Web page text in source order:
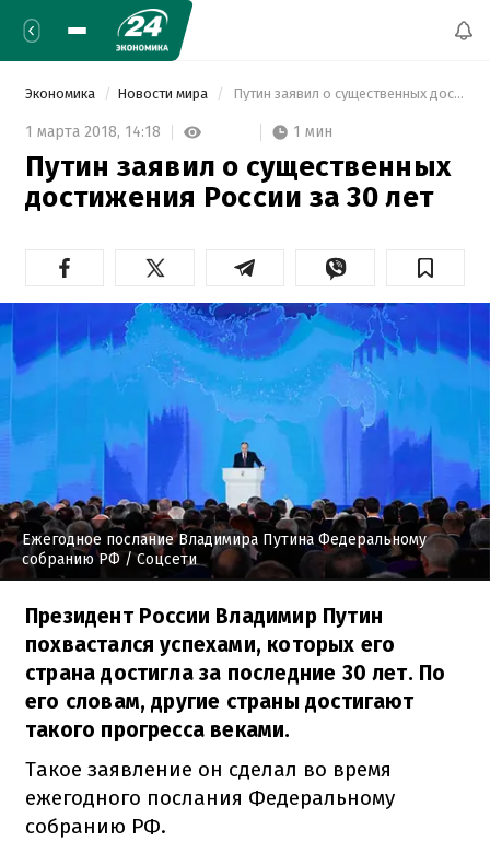
Экономика Новости мира Путин заявил о существенных достижения России за 30 лет
1 марта 2018, 14:18 1 мин
Путин заявил о существенных
достижения России за 30 лет
Ежегодное послание Владимира Путина Федеральному
собранию РФ / Соцсети
Президент России Владимир Путин
похвастался успехами, которых его
страна достигла за последние 30 лет. По
его словам, другие страны достигают
такого прогресса веками.
Такое заявление он сделал во время
ежегодного послания Федеральному
собранию РФ.